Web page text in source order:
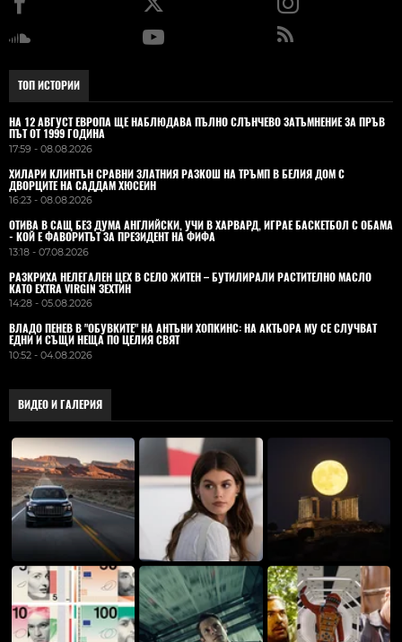
ТОП ИСТОРИИ
НА 12 АВГУСТ ЕВРОПА ЩЕ НАБЛЮДАВА ПЪЛНО СЛЪНЧЕВО ЗАТЪМНЕНИЕ ЗА ПРЪВ
ПЪТ ОТ 1999 ГОДИНА
17:59 - 08.08.2026
ХИЛАРИ КЛИНТЪН СРАВНИ ЗЛАТНИЯ РАЗКОШ НА ТРЪМП В БЕЛИЯ ДОМ С
ДВОРЦИТЕ НА САДДАМ ХЮСЕИН
16:23 - 08.08.2026
ОТИВА В САЩ БЕЗ ДУМА АНГЛИЙСКИ, УЧИ В ХАРВАРД, ИГРАЕ БАСКЕТБОЛ С ОБАМА
- КОЙ Е ФАВОРИТЪТ ЗА ПРЕЗИДЕНТ НА ФИФА
13:18 - 07.08.2026
РАЗКРИХА НЕЛЕГАЛЕН ЦЕХ В СЕЛО ЖИТЕН – БУТИЛИРАЛИ РАСТИТЕЛНО МАСЛО
КАТО EXTRA VIRGIN ЗЕХТИН
14:28 - 05.08.2026
ВЛАДO ПЕНЕВ В "ОБУВКИТЕ" НА АНТЪНИ ХОПКИНС: НА АКТЬОРА МУ СЕ СЛУЧВАТ
ЕДНИ И СЪЩИ НЕЩА ПО ЦЕЛИЯ СВЯТ
10:52 - 04.08.2026
ВИДЕО И ГАЛЕРИЯ